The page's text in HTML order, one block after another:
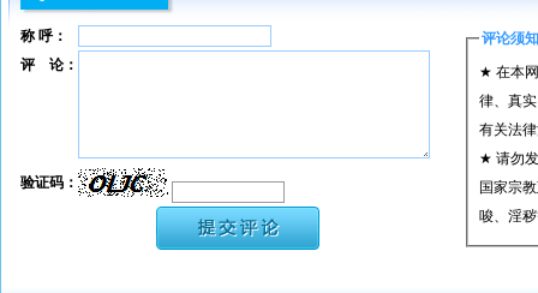
称 呼： 评论须知
★ 在本
律、真
有关法
★ 请勿
国家宗
唆、淫
★ 承担
评 论：
验证码：